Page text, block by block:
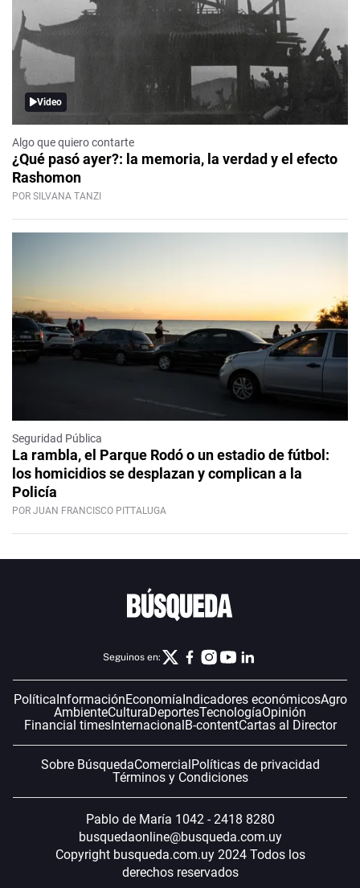
Video
Algo que quiero contarte
¿Qué pasó ayer?: la memoria, la verdad y el efecto
Rashomon
POR SILVANA TANZI
Seguridad Pública
La rambla, el Parque Rodó o un estadio de fútbol:
los homicidios se desplazan y complican a la
Policía
POR JUAN FRANCISCO PITTALUGA
Seguinos en:
Política InformaciónEconomía Indicadores económicosAgro
AmbienteCulturaDeportesTecnologíaOpinión
Financial timesInternacional B-contentCartas al Director
Sobre BúsquedaComercial Políticas de privacidad
Términos y Condiciones
Pablo de María 1042 - 2418 8280
busquedaonline@busqueda.com.uy
Copyright busqueda.com.uy 2024 Todos los
derechos reservados